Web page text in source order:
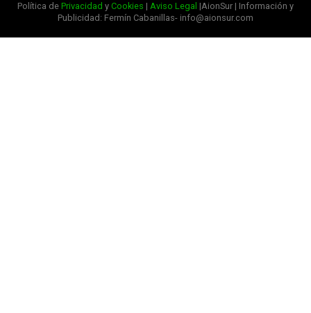
Política de Privacidad y Cookies | Aviso Legal |AionSur | Información y
Publicidad: Fermín Cabanillas- info@aionsur.com